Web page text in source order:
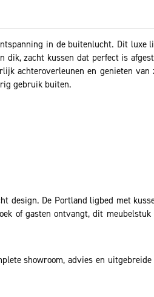
in de buitenlucht. Dit luxe
dik, zacht kussen dat perfect is
achteroverleunen en genieten van
gebruik buiten.
design. De Portland ligbed met
of gasten ontvangt, dit
showroom, advies en